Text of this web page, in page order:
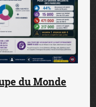
du Monde